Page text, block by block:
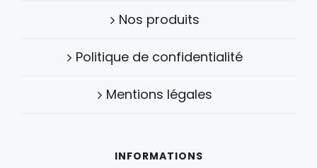
Nos produits
Politique de confidentialité
Mentions légales
INFORMATIONS